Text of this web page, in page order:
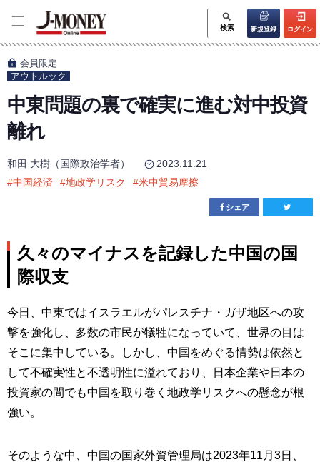
検索 新規登録 ログイン
会員限定
アウトルック
中東問題の裏で確実に進む対中投資
離れ
和田 大樹（国際政治学者）
2023.11.21
#中国経済 #地政学リスク #米中貿易摩擦
シェア
久々のマイナスを記録した中国の国
際収支
今日、中東ではイスラエルがパレスチナ・ガザ地区への攻
撃を強化し、多数の市民が犠牲になっていて、世界の目は
そこに集中している。しかし、中国をめぐる情勢は依然と
して不確実性と不透明性に溢れており、日本企業や日本の
投資家の間でも中国を取り巻く地政学リスクへの懸念が根
強い。
そのような中、中国の国家外資管理局は2023年11月3日、